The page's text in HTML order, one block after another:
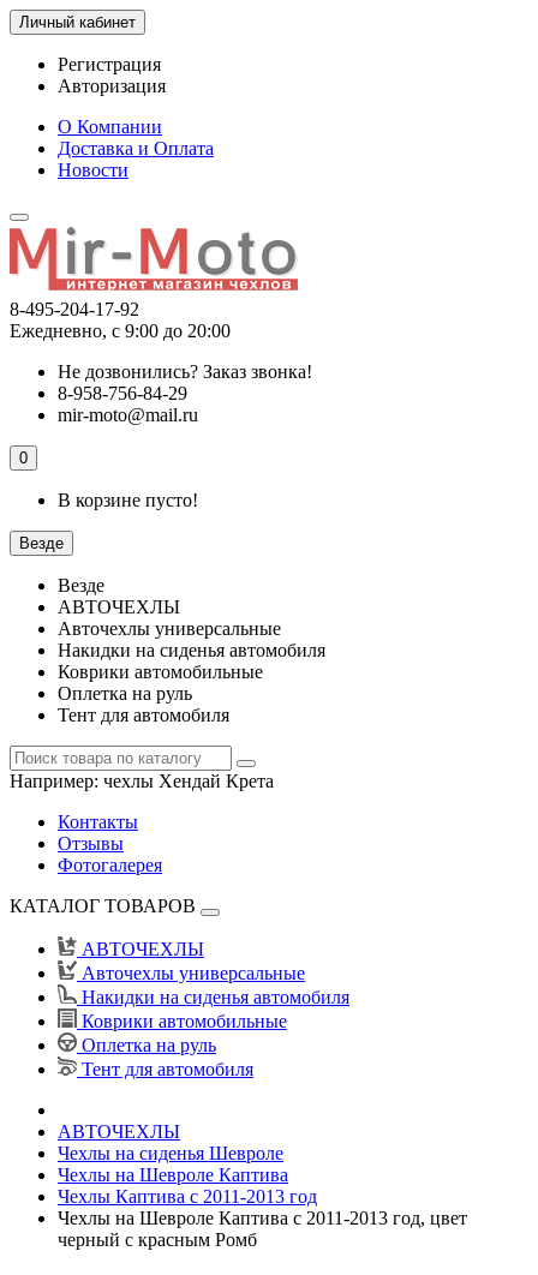
Личный кабинет
Регистрация
Авторизация
О Компании
Доставка и Оплата
Новости
8-495-204-17-92
Ежедневно, с 9:00 до 20:00
Не дозвонились? Заказ звонка!
8-958-756-84-29
mir-moto@mail.ru
0
В корзине пусто!
Везде
Везде
АВТОЧЕХЛЫ
Авточехлы универсальные
Накидки на сиденья автомобиля
Коврики автомобильные
Оплетка на руль
Тент для автомобиля
Например: чехлы Хендай Крета
Контакты
Отзывы
Фотогалерея
КАТАЛОГ ТОВАРОВ
АВТОЧЕХЛЫ
Авточехлы универсальные
Накидки на сиденья автомобиля
Коврики автомобильные
Оплетка на руль
Тент для автомобиля
АВТОЧЕХЛЫ
Чехлы на сиденья Шевроле
Чехлы на Шевроле Каптива
Чехлы Каптива с 2011-2013 год
Чехлы на Шевроле Каптива с 2011-2013 год, цвет
черный с красным Ромб